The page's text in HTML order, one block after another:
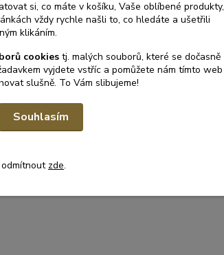
si, co máte v košíku, Vaše oblíbené produkty,
vždy rychle našli to, co hledáte a ušetřili
klikáním.
cookies tj. malých souborů, které se dočasně
vyjdete vstříc a pomůžete nám tímto web
slušně. To Vám slibujeme!
Souhlasím
zde.